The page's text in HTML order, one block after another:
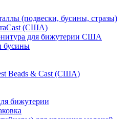
(подвески, бусины, стразы)
(США)
для бижутерии США
бусины
Beads & Cast (США)
бижутерии